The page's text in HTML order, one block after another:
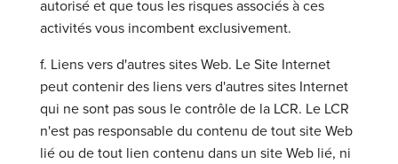
autorisé et que tous les risques associés à ces
activités vous incombent exclusivement.
f. Liens vers d'autres sites Web. Le Site Internet
peut contenir des liens vers d'autres sites Internet
qui ne sont pas sous le contrôle de la LCR. Le LCR
n'est pas responsable du contenu de tout site Web
lié ou de tout lien contenu dans un site Web lié, ni